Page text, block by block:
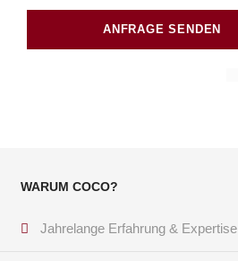
WARUM COCO?
Jahrelange Erfahrung & Expertise